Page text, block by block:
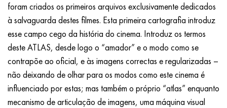
foram criados os primeiros arquivos exclusivamente dedicados
à salvaguarda destes filmes. Esta primeira cartografia introduz
esse campo cego da história do cinema. Introduz os termos
deste ATLAS, desde logo o “amador” e o modo como se
contrapõe ao oficial, e às imagens correctas e regularizadas –
não deixando de olhar para os modos como este cinema é
influenciado por estas; mas também o próprio “atlas” enquanto
mecanismo de articulação de imagens, uma máquina visual